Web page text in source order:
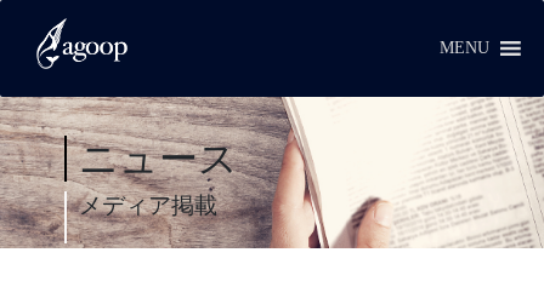
MENU
ニュース
メディア掲載